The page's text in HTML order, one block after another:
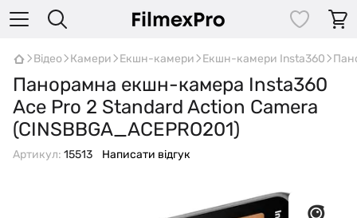
Відео Камери Екшн-камери Екшн-камери Insta360
Панорамна екшн-камера Insta360
Ace Pro 2 Standard Action Camera
(CINSBBGA_ACEPRO201)
Артикул: 15513 Написати відгук